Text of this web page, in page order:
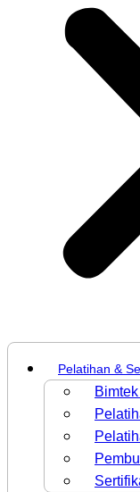
Pelatihan &